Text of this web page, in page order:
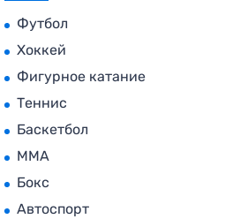
Футбол
Хоккей
Фигурное катание
Теннис
Баскетбол
MMA
Бокс
Автоспорт